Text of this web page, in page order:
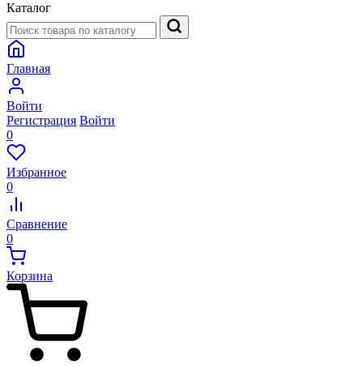
Каталог
Главная
Войти
Регистрация Войти
0
Избранное
0
Сравнение
0
Корзина